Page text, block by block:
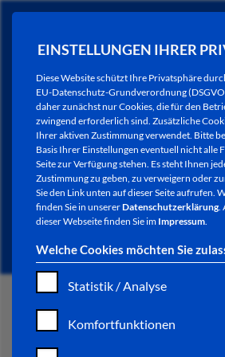
EINSTELLUNGEN IHRER
Diese Website schützt Ihre Privatsphäre
EU-Datenschutz-Grundverordnung
daher zunächst nur Cookies, die für den
zwingend erforderlich sind. Zusätzliche
Ihrer aktiven Zustimmung verwendet. Bitte
Basis Ihrer Einstellungen eventuell nicht alle
Seite zur Verfügung stehen. Es steht Ihnen
Zustimmung zu geben, zu verweigern oder
Sie den Link unten auf dieser Seite aufrufen.
finden Sie in unsererDatenschutzerklärung.
dieser Webseite finden Sie im Impressum.
Welche Cookies möchten Sie
Statistik / Analyse
Komfortfunktionen
NEWSLETTER / CITY
START